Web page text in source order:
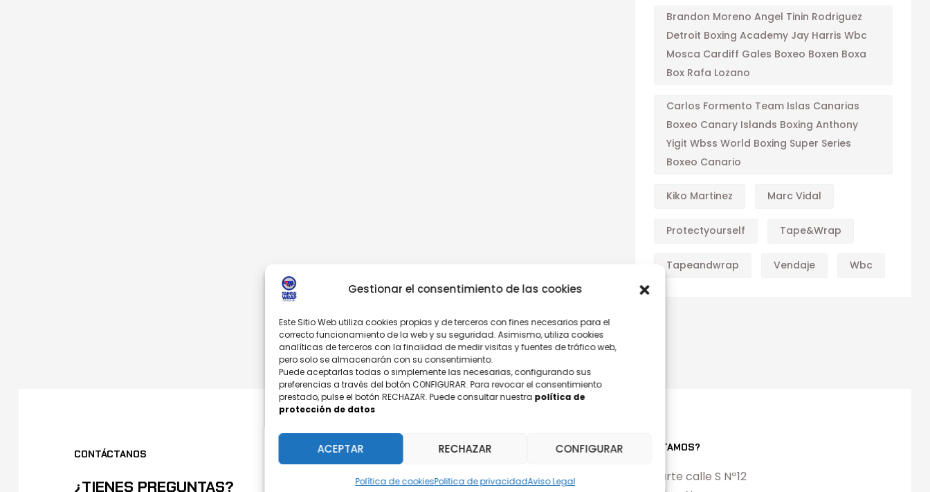
Gestionar el consentimiento de las cookies
Este Sitio Web utiliza cookies propias y de terceros con fines necesarios para el
correcto funcionamiento de la web y su seguridad. Asimismo, utiliza cookies
analíticas de terceros con la finalidad de medir visitas y fuentes de tráfico web,
pero solo se almacenarán con su consentimiento.
Puede aceptarlas todas o simplemente las necesarias, configurando sus
preferencias a través del botón CONFIGURAR. Para revocar el consentimiento
prestado, pulse el botón RECHAZAR. Puede consultar nuestra política de
protección de datos
ACEPTAR RECHAZAR CONFIGURAR
Política de cookiesPolitica de privacidadAviso Legal
Brandon Moreno Angel Tinin Rodriguez
Detroit Boxing Academy Jay Harris Wbc
Mosca Cardiff Gales Boxeo Boxen Boxa
Box Rafa Lozano
Carlos Formento Team Islas Canarias
Boxeo Canary Islands Boxing Anthony
Yigit Wbss World Boxing Super Series
Boxeo Canario
Kiko Martinez Marc Vidal
Protectyourself Tape&wrap
Tapeandwrap Vendaje Wbc
CONTÁCTANOS
¿TIENES PREGUNTAS?
¿DONDE ESTAMOS?
Pol. Ezcabarte calle S Nº12